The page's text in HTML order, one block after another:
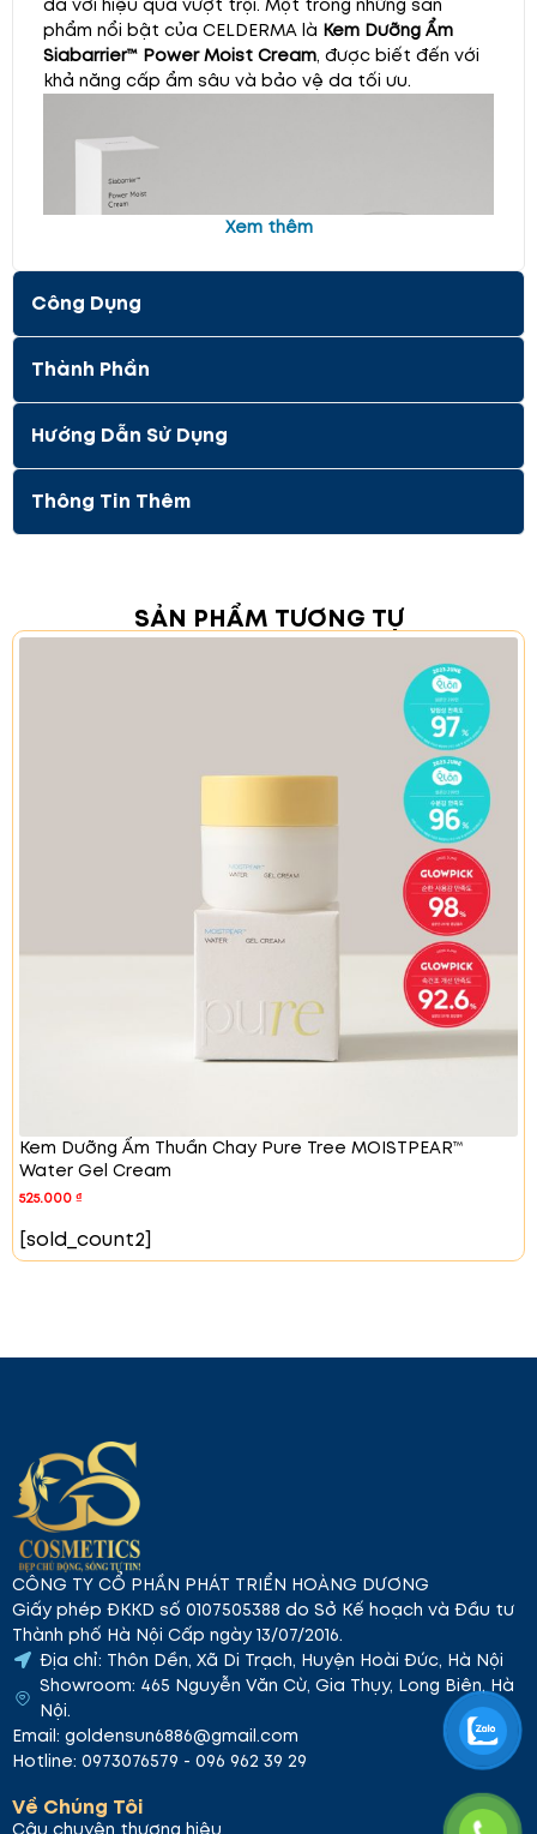
da với hiệu quả vượt trội. Một trong những sản
phẩm nổi bật của CELDERMA là Kem Dưỡng Ẩm
Siabarrier™ Power Moist Cream, được biết đến với
khả năng cấp ẩm sâu và bảo vệ da tối ưu.
Kem dưỡng ẩmCELDERMA Siabarrier™ Power Moist
cung cấp độ ẩm cơ bản cho da. Nó giúp da
trở nên mịn màng và rạng rỡ. Sản phẩm này có khả
năng dưỡng ẩm hiệu quả kéo dài lên đến 48 giờ. Làn
da của bạn sẽ được chăm sóc ẩm sâu từ bên
trong, tạo cảm giác mềm mại và tươi mới suốt cả
Cải Thiện Quá Trình Tẩy Tế Bào Chết
Không chỉ dưỡng ẩm, kem dưỡng CELDERMA còn
thu các dưỡng chất tốt hơn.
Xem thêm
Công Dụng
Thành Phần
Hướng Dẫn Sử Dụng
Thông Tin Thêm
SẢN PHẨM TƯƠNG TỰ
Kem Dưỡng Ẩm Thuần Chay Pure Tree MOISTPEAR™
Water Gel Cream
525.000₫
[sold_count2]
CÔNG TY CỔ PHẦN PHÁT TRIỂN HOÀNG DƯƠNG
Giấy phép ĐKKD số 0107505388 do Sở Kế hoạch và Đầu tư
Thành phố Hà Nội Cấp ngày 13/07/2016.
Địa chỉ: Thôn Dền, Xã Di Trạch, Huyện Hoài Đức, Hà Nội
Showroom: 465 Nguyễn Văn Cừ, Gia Thụy, Long Biên, Hà
Nội.
Email: goldensun6886@gmail.com
Hotline: 0973076579 - 096 962 39 29
Về Chúng Tôi
Câu chuyện thương hiệu